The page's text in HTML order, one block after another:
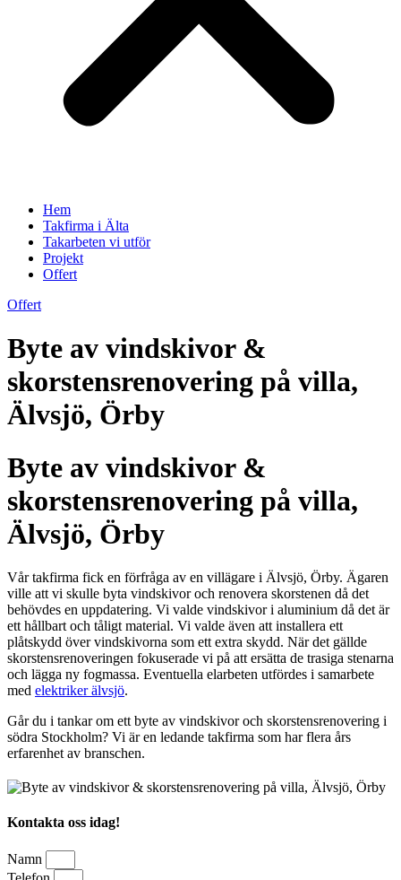
Hem
Takfirma i Älta
Takarbeten vi utför
Projekt
Offert
Offert
Byte av vindskivor &
skorstensrenovering på villa,
Älvsjö, Örby
Byte av vindskivor &
skorstensrenovering på villa,
Älvsjö, Örby
Vår takfirma fick en förfråga av en villägare i Älvsjö, Örby. Ägaren
ville att vi skulle byta vindskivor och renovera skorstenen då det
behövdes en uppdatering. Vi valde vindskivor i aluminium då det är
ett hållbart och tåligt material. Vi valde även att installera ett
plåtskydd över vindskivorna som ett extra skydd. När det gällde
skorstensrenoveringen fokuserade vi på att ersätta de trasiga stenarna
och lägga ny fogmassa. Eventuella elarbeten utfördes i samarbete
med elektriker älvsjö.
Går du i tankar om ett byte av vindskivor och skorstensrenovering i
södra Stockholm? Vi är en ledande takfirma som har flera års
erfarenhet av branschen.
Kontakta oss idag!
Namn